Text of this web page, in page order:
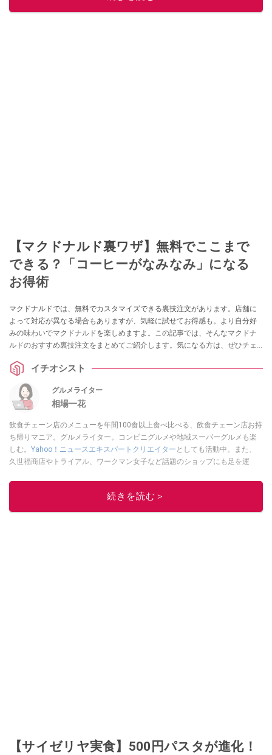
【マクドナルド裏ワザ】無料でここまで
できる？「コーヒーがなみなみ」になる
お得術
マクドナルドでは、無料でカスタマイズできる裏技注文があります。店舗に
よって対応が異なる場合もありますが、気軽に試せてお得感も。より自分好
みの味わいでマクドナルドを楽しめますよ。この記事では、そんなマクドナ
ルドのおすすめ裏技注文をまとめてご紹介します。気になる方は、ぜひチェ
イチオシスト
グルメライター
相場一花
飲食チェーン店のメニューを年間100食以上食べ比べる、飲食チェーン店お持
ち帰りマニア。グルメライター。コンビニグルメや地域スーパーグルメも楽
しむ。 Yahoo！ニュースエキスパートクリエイター としても活動中。また、
久世福商店やトライアル、ワークマン女子など話題のショップにも足を運
「週刊プレイボーイ」、宝島社「おいしい！ シャトレーゼBOOK」などでグ
ルメライター、食の専門家として出演実績あり。
続きを読む＞
【サイゼリヤ実食】500円パスタが進化！